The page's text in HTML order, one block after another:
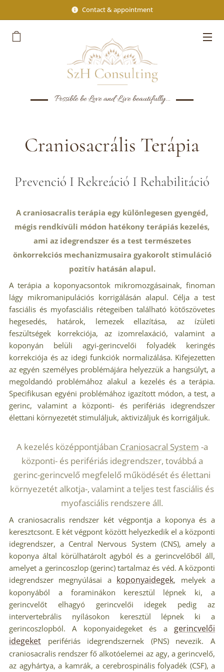
Contact & appointment
Possible be Love and Live beautifully...
Craniosacrális Terápia
Prevenció I Rekreáció I Rehabilitáció
A craniosacralis terápia egy különlegesen gyengéd,
mégis rendkívüli módon hatékony terápiás kezelés,
ami az idegrendszer és a test természetes
önkorrekciós mechanizmusaira gyakorolt stimuláció
pozitív hatásán alapul.
A terápia a koponyacsontok mikromozgásainak, finoman
lágy mikromanipulációs korrigálásán alapul. Célja a test
fasciális és myofasciális rétegeiben található kötőszövetes
hegesedés, határok, lemezek ellazítása, az ízületi
feszültségek korrekciója, az izomrelaxáció, valamint a
koponyán belüli agyi-gerincvelői folyadék keringés
korrekciója és az idegi funkciók normalizálása. Kifejezetten
az egyén személyes problémájára helyezzük a hangsúlyt, a
megoldandó problémához alakul a kezelés és a terápia.
Specifikusan egyéni problémához igazított módon, a test, a
gerinc, valamint a központi- és perifériás idegrendszer
élettani környezetét stimuláljuk, aktivizáljuk és korrigáljuk.
A kezelés középpontjában Craniosacral System -a
központi- és perifériás idegrendszer, továbbá a
gerinc-gerincvelő megfelelő működését és élettani
környezetét alkotja-, valamint a teljes test fasciális és
myofasciális rendszere áll.
A craniosacralis rendszer két végpontja a koponya és a
keresztcsont. E két végpont között helyezkedik el a központi
idegrendszer, a Central Nervous System (CNS), amely a
koponya által körülhatárolt agyból és a gerincvelőből áll,
amelyet a gerincoszlop (gerinc) tartalmaz és véd. A központi
idegrendszer megnyúlásai a koponyaidegek, melyek a
koponyából a foraminákon keresztül lépnek ki, a
gerincvelőt elhagyó gerincvelői idegek pedig az
intervertebrális nyílásokon keresztül lépnek ki a
gerincoszlopból. A koponyaidegeket és a gerincvelői
idegeket perifériás idegrendszernek (PNS) nevezik. A
craniosacralis rendszer fő alkotóelemei az agy, a gerincvelő,
az agyhártya, a kamrák, a cerebrospinális folyadék (CSF), a